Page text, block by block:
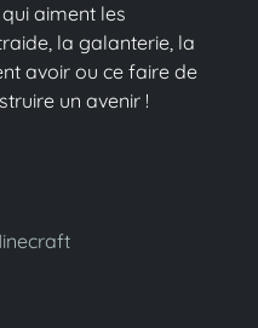
aiment les
la galanterie, la
avoir ou ce faire de
un avenir !